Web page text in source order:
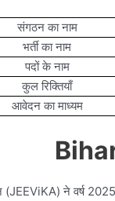
संगठन का नाम
भर्ती का नाम
पदों के नाम
कुल रिक्तियाँ
आवेदन का माध्यम
(JEEViKA) ने वर्ष